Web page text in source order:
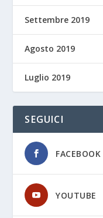
Settembre 2019
Agosto 2019
Luglio 2019
SEGUICI
FACEBOOK
YOUTUBE